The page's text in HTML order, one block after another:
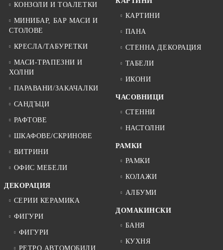
КОНЗОЛИ И ТОАЛЕТКИ
МИНИБАР, БАР МАСИ И
СТОЛОВЕ
КРЕСЛА/ТАБУРЕТКИ
МАСИ-ТРАПЕЗНИ И
ХОЛНИ
ПАРАВАНИ/ЗАКАЧАЛКИ
САНДЪЦИ
РАФТОВЕ
ШКАФОВЕ/СКРИНОВЕ
ВИТРИНИ
ОФИС МЕБЕЛИ
ДЕКОРАЦИЯ
СЕРИИ КЕРАМИКА
ФИГУРИ
ФИГУРИ
РЕТРО АВТОМОБИЛИ
КАРТИНИ
ПАНА
СТЕННА ДЕКОРАЦИЯ
ТАБЕЛИ
ИКОНИ
ЧАСОВНИЦИ
СТЕННИ
НАСТОЛНИ
РАМКИ
РАМКИ
КОЛАЖИ
АЛБУМИ
ДОМАКИНСКИ
БАНЯ
КУХНЯ